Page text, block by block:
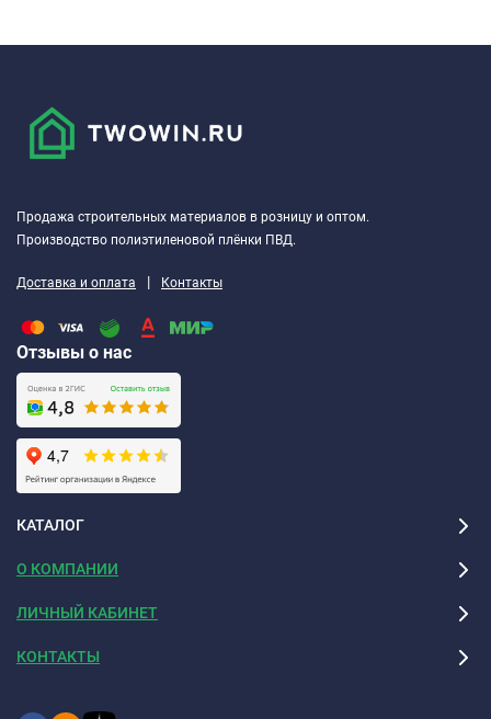
Продажа строительных материалов в розницу и оптом.
Производство полиэтиленовой плёнки ПВД.
Доставка и оплата | Контакты
Отзывы о нас
КАТАЛОГ
О КОМПАНИИ
ЛИЧНЫЙ КАБИНЕТ
КОНТАКТЫ